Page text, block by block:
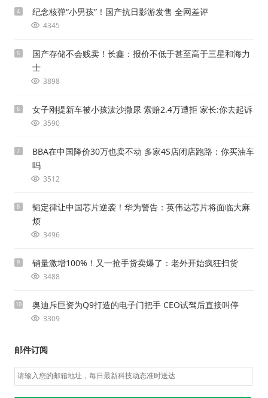
4 纪念核弹“小男孩”！国产抗日影游发售 全网差评
4345
5
国产存储不会贱卖！长鑫：报价不低于甚至高于三星和海力
士
3898
6 女子刚提新车被小孩泼沙撒尿 索赔2.4万遭拒 家长:你去起诉
3590
7
BBA在中国降价30万也卖不动 多家4S店闭店跑路：你买油车
吗
3512
8
韬定律让中国芯片逆袭！华为警告：英伟达芯片将面临大麻
烦
3496
9 销量激增100%！又一抢手货卖爆了：老外开始疯狂扫货
3488
10 奥迪斥巨资为Q9打造的电子门把手 CEO试驾后直接叫停
3309
邮件订阅